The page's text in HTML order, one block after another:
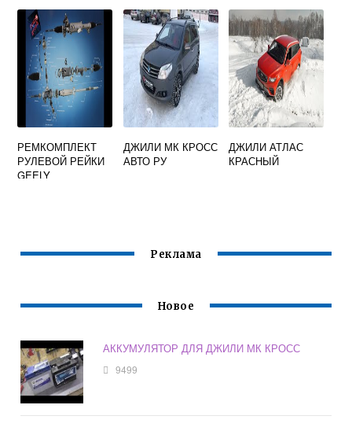
РЕМКОМПЛЕКТ
РУЛЕВОЙ РЕЙКИ
GEELY
ДЖИЛИ МК КРОСС
АВТО РУ
ДЖИЛИ АТЛАС
КРАСНЫЙ
Реклама
Новое
АККУМУЛЯТОР ДЛЯ ДЖИЛИ МК КРОСС
9499